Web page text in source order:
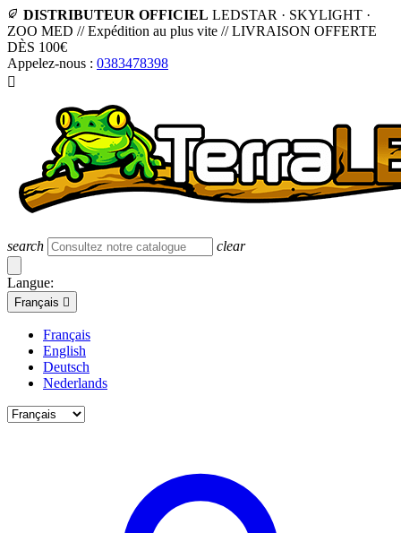
DISTRIBUTEUR OFFICIEL LEDSTAR · SKYLIGHT ·
ZOO MED // Expédition au plus vite // LIVRAISON OFFERTE
DÈS 100€
Appelez-nous : 0383478398

search clear
Langue:
Français 
Français
English
Deutsch
Nederlands